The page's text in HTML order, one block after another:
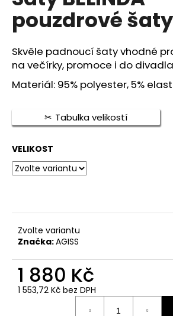
5
hvězdiček.
pouzdrové šaty
Skvěle padnoucí šaty vhodné
na večírky, promoce i do
Materiál: 95% polyester, 5%
Tabulka velikostí
VELIKOST
Zvolte variantu
Značka:AGISS
1 880 Kč
1 553,72 Kč bez DPH
a
j
í
t
?
p
o
č